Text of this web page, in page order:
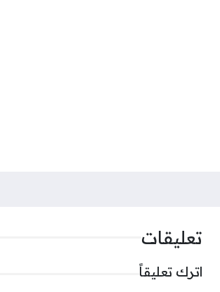
تعليقات
اترك تعليقاً